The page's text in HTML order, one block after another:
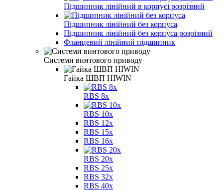
Підшипник лінійний в корпусі розрізний
Підшипник лінійний без корпуса
Підшипник лінійний без корпуса розрізний
Фланцевий лінійний підшипник
Системи винтового приводу
Гайка ШВП HIWIN
RBS 8x
RBS 10x
RBS 12x
RBS 15x
RBS 16x
RBS 20x
RBS 25x
RBS 32x
RBS 40x